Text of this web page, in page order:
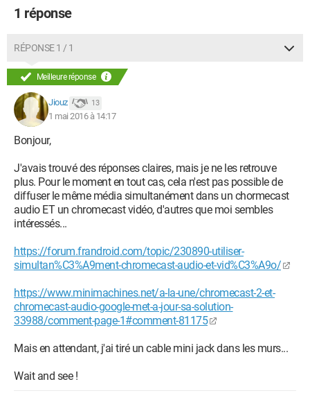
1 réponse
RÉPONSE 1 / 1
Meilleure réponse
Jiouz 13
1 mai 2016 à 14:17
Bonjour,
J'avais trouvé des réponses claires, mais je ne les retrouve
plus. Pour le moment en tout cas, cela n'est pas possible de
diffuser le même média simultanément dans un chormecast
audio ET un chromecast vidéo, d'autres que moi sembles
intéressés...
https://forum.frandroid.com/topic/230890-utiliser-
simultan%C3%A9ment-chromecast-audio-et-vid%C3%A9o/
https://www.minimachines.net/a-la-une/chromecast-2-et-
chromecast-audio-google-met-a-jour-sa-solution-
33988/comment-page-1#comment-81175
Mais en attendant, j'ai tiré un cable mini jack dans les murs...
Wait and see !